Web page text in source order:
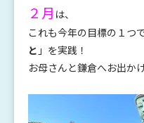
２月 は、
これも今年の目標の１つ
と 」を実践！
お母さんと鎌倉へお出